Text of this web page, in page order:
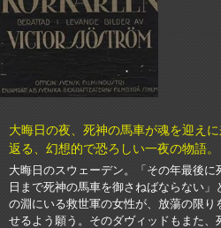
大晦日の夜、死神の馬車が魂を迎え
返る、幻想的で恐ろしい一夜の物語。
大晦日のスウェーデン。「その年最後
日まで死神の馬車を御さねばならない
の淵にいる救世軍の女性が、放蕩の限
せるよう願う。そのダヴィッドもまた